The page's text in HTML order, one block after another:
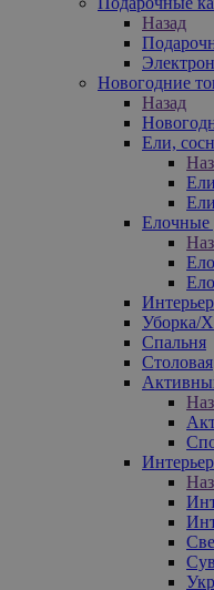
Назад
Новогодние
Назад
Ели,
Елочные
Интерьер
Уборка/
Спальня
Столовая